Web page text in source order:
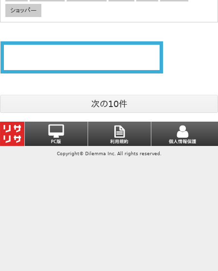
ショッパー
次の10件
Copyright© Dilemma Inc. All rights reserved.